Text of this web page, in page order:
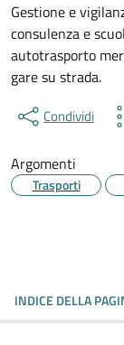
Gestione e
consulenza e
autotrasporto
gare su strada.
Condividi
Argomenti
Trasporti
INDICE DELLA